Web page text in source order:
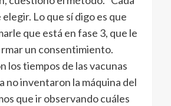
Lo que sí digo es que
que está en fase 3, que le
un consentimiento.
los tiempos de las vacunas
no inventaron la máquina del
que ir observando cuáles